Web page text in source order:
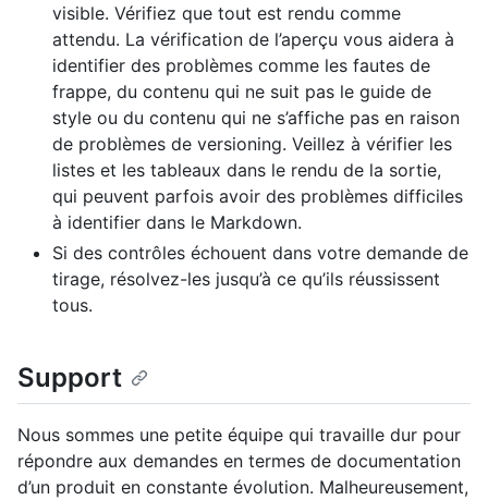
visible. Vérifiez que tout est rendu comme
attendu. La vérification de l’aperçu vous aidera à
identifier des problèmes comme les fautes de
frappe, du contenu qui ne suit pas le guide de
style ou du contenu qui ne s’affiche pas en raison
de problèmes de versioning. Veillez à vérifier les
listes et les tableaux dans le rendu de la sortie,
qui peuvent parfois avoir des problèmes difficiles
à identifier dans le Markdown.
Si des contrôles échouent dans votre demande de
tirage, résolvez-les jusqu’à ce qu’ils réussissent
tous.
Support
Nous sommes une petite équipe qui travaille dur pour
répondre aux demandes en termes de documentation
d’un produit en constante évolution. Malheureusement,